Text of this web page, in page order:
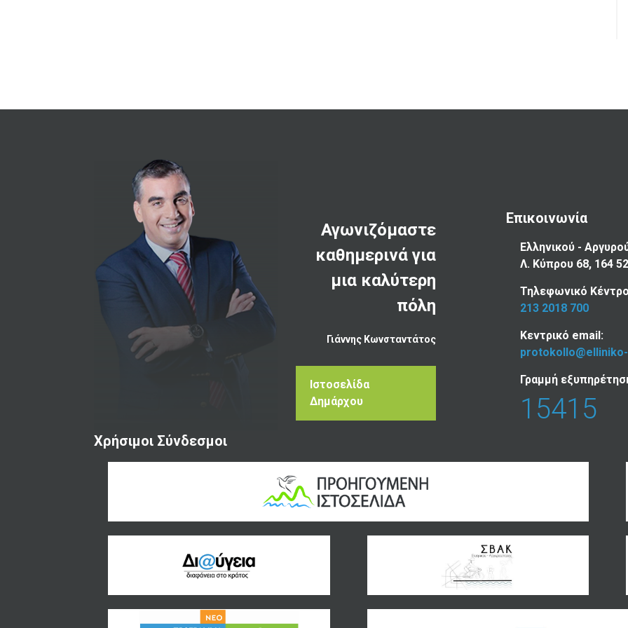
Αγωνιζόμαστε
καθημερινά για
μια καλύτερη
πόλη
Γιάννης Κωνσταντάτος
Ιστοσελίδα
Δημάρχου
Επικοινωνία
Ελληνικού -
Λ. Κύπρου 68, 164 52
Τηλεφωνικό
213 2018 700
Κεντρικό email:
Γραμμή
15415
Χρήσιμοι Σύνδεσμοι